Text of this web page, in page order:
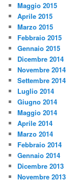
Maggio 2015
Aprile 2015
Marzo 2015
Febbraio 2015
Gennaio 2015
Dicembre 2014
Novembre 2014
Settembre 2014
Luglio 2014
Giugno 2014
Maggio 2014
Aprile 2014
Marzo 2014
Febbraio 2014
Gennaio 2014
Dicembre 2013
Novembre 2013